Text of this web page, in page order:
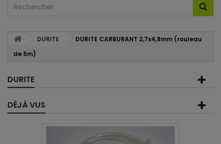
DURITE
DURITE CARBURANT 2,7x4,8mm (rouleau
de 5m)
DURITE
DÉJÀ VUS